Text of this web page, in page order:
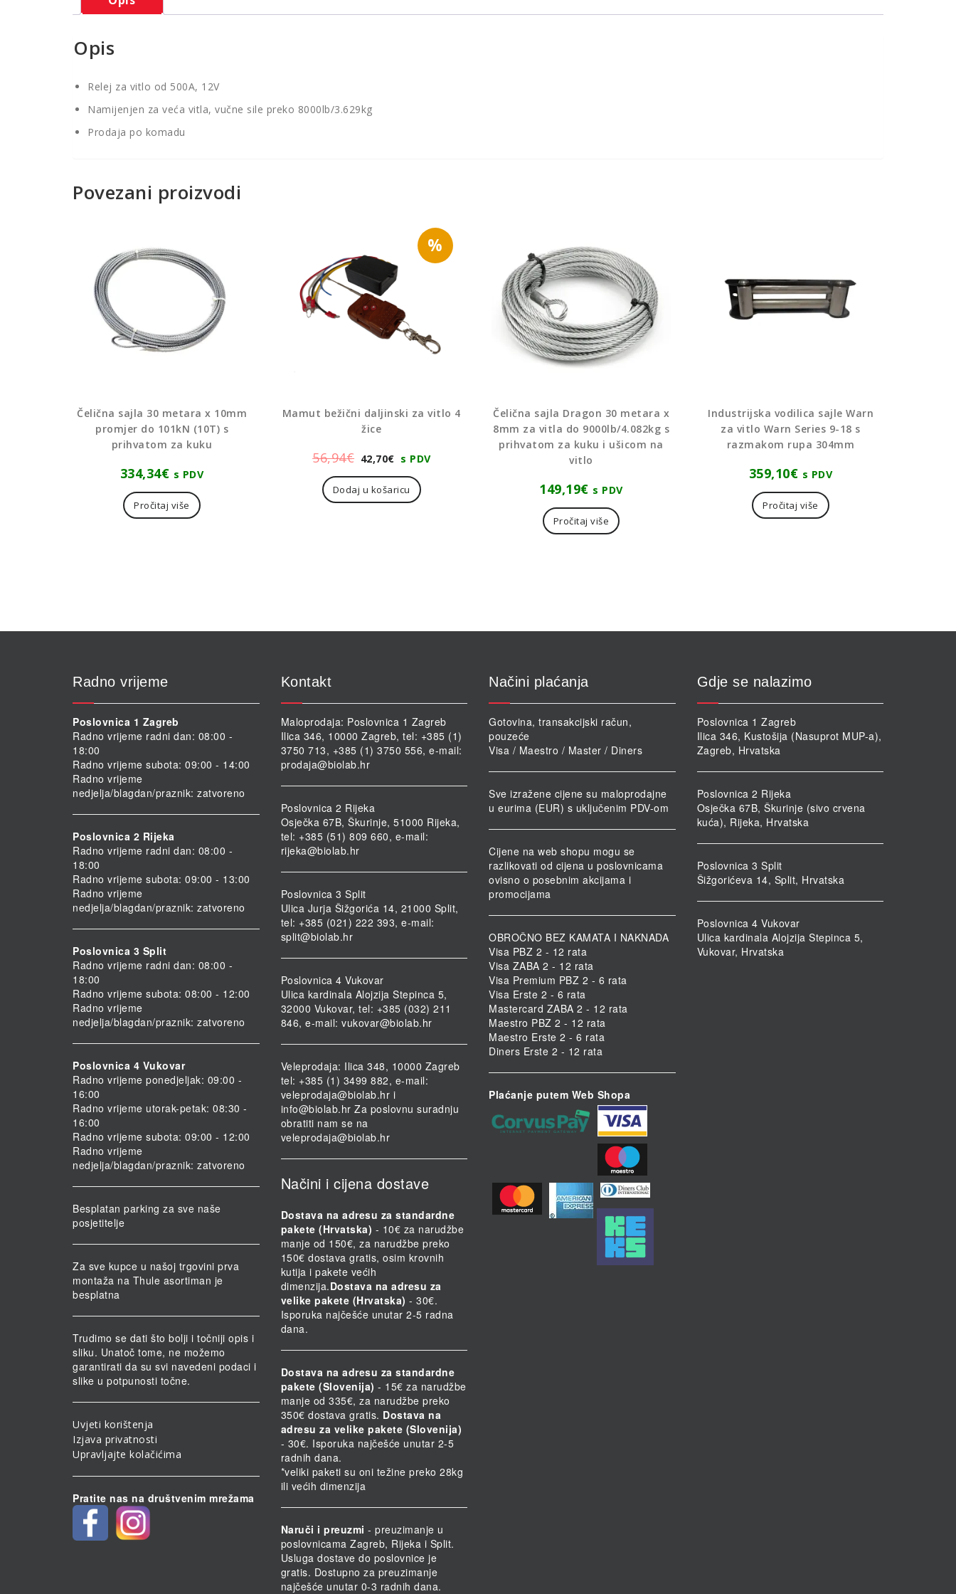
Opis
Relej za vitlo od 500A, 12V
Namijenjen za veća vitla, vučne sile preko 8000lb/3.629kg
Prodaja po komadu
Povezani proizvodi
Čelična sajla 30 metara x 10mm
promjer do 101kN (10T) s
prihvatom za kuku
334,34€ s PDV
Pročitaj više
%
Mamut bežični daljinski za vitlo 4
žice
56,94€ Izvorna
cijena
bila
42,70€ Trenutna
cijena
je:
s PDV
Dodaj u košaricu
Čelična sajla Dragon 30 metara x
8mm za vitla do 9000lb/4.082kg s
prihvatom za kuku i ušicom na
vitlo
149,19€ s PDV
Pročitaj više
Industrijska vodilica sajle Warn
za vitlo Warn Series 9-18 s
razmakom rupa 304mm
359,10€ s PDV
Pročitaj više
Radno vrijeme
Poslovnica 1 Zagreb
Radno vrijeme radni dan: 08:00 -
18:00
Radno vrijeme subota: 09:00 - 14:00
Radno vrijeme
nedjelja/blagdan/praznik: zatvoreno
Poslovnica 2 Rijeka
Radno vrijeme radni dan: 08:00 -
18:00
Radno vrijeme subota: 09:00 - 13:00
Radno vrijeme
nedjelja/blagdan/praznik: zatvoreno
Poslovnica 3 Split
Radno vrijeme radni dan: 08:00 -
18:00
Radno vrijeme subota: 08:00 - 12:00
Radno vrijeme
nedjelja/blagdan/praznik: zatvoreno
Poslovnica 4 Vukovar
Radno vrijeme ponedjeljak: 09:00 -
16:00
Radno vrijeme utorak-petak: 08:30 -
16:00
Radno vrijeme subota: 09:00 - 12:00
Radno vrijeme
nedjelja/blagdan/praznik: zatvoreno
Besplatan parking za sve naše
posjetitelje
Za sve kupce u našoj trgovini prva
montaža na Thule asortiman je
besplatna
Trudimo se dati što bolji i točniji opis i
sliku. Unatoč tome, ne možemo
garantirati da su svi navedeni podaci i
slike u potpunosti točne.
Uvjeti korištenja
Izjava privatnosti
Upravljajte kolačićima
Pratite nas na društvenim mrežama
Kontakt
Maloprodaja: Poslovnica 1 Zagreb
Ilica 346, 10000 Zagreb, tel: +385 (1)
3750 713, +385 (1) 3750 556, e-mail:
prodaja@biolab.hr
Poslovnica 2 Rijeka
Osječka 67B, Škurinje, 51000 Rijeka,
tel: +385 (51) 809 660, e-mail:
rijeka@biolab.hr
Poslovnica 3 Split
Ulica Jurja Šižgorića 14, 21000 Split,
tel: +385 (021) 222 393, e-mail:
split@biolab.hr
Poslovnica 4 Vukovar
Ulica kardinala Alojzija Stepinca 5,
32000 Vukovar, tel: +385 (032) 211
846, e-mail: vukovar@biolab.hr
Veleprodaja: Ilica 348, 10000 Zagreb
tel: +385 (1) 3499 882, e-mail:
veleprodaja@biolab.hr i
info@biolab.hr Za poslovnu suradnju
obratiti nam se na
veleprodaja@biolab.hr
Načini i cijena dostave
Dostava na adresu za standardne
pakete (Hrvatska) - 10€ za narudžbe
manje od 150€, za narudžbe preko
150€ dostava gratis, osim krovnih
kutija i pakete većih
dimenzija.Dostava na adresu za
velike pakete (Hrvatska) - 30€.
Isporuka najčešće unutar 2-5 radna
dana.
Dostava na adresu za standardne
pakete (Slovenija) - 15€ za narudžbe
manje od 335€, za narudžbe preko
350€ dostava gratis. Dostava na
adresu za velike pakete (Slovenija)
- 30€. Isporuka najčešće unutar 2-5
radnih dana.
*veliki paketi su oni težine preko 28kg
ili većih dimenzija
Naruči i preuzmi - preuzimanje u
poslovnicama Zagreb, Rijeka i Split.
Usluga dostave do poslovnice je
gratis. Dostupno za preuzimanje
najčešće unutar 0-3 radnih dana.
Načini plaćanja
Gotovina, transakcijski račun,
pouzeće
Visa / Maestro / Master / Diners
Sve izražene cijene su maloprodajne
u eurima (EUR) s uključenim PDV-om
Cijene na web shopu mogu se
razlikovati od cijena u poslovnicama
ovisno o posebnim akcijama i
promocijama
OBROČNO BEZ KAMATA I NAKNADA
Visa PBZ 2 - 12 rata
Visa ZABA 2 - 12 rata
Visa Premium PBZ 2 - 6 rata
Visa Erste 2 - 6 rata
Mastercard ZABA 2 - 12 rata
Maestro PBZ 2 - 12 rata
Maestro Erste 2 - 6 rata
Diners Erste 2 - 12 rata
Plaćanje putem Web Shopa
Gdje se nalazimo
Poslovnica 1 Zagreb
Ilica 346, Kustošija (Nasuprot MUP-a),
Zagreb, Hrvatska
Poslovnica 2 Rijeka
Osječka 67B, Škurinje (sivo crvena
kuća), Rijeka, Hrvatska
Poslovnica 3 Split
Šižgorićeva 14, Split, Hrvatska
Poslovnica 4 Vukovar
Ulica kardinala Alojzija Stepinca 5,
Vukovar, Hrvatska